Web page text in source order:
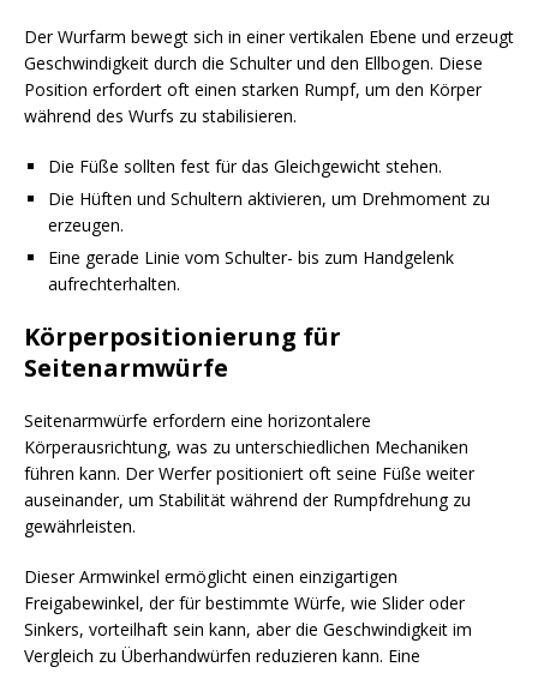
Der Wurfarm bewegt sich in einer vertikalen Ebene und erzeugt
Geschwindigkeit durch die Schulter und den Ellbogen. Diese
Position erfordert oft einen starken Rumpf, um den Körper
während des Wurfs zu stabilisieren.
Die Füße sollten fest für das Gleichgewicht stehen.
Die Hüften und Schultern aktivieren, um Drehmoment zu
erzeugen.
Eine gerade Linie vom Schulter- bis zum Handgelenk
aufrechterhalten.
Körperpositionierung für
Seitenarmwürfe
Seitenarmwürfe erfordern eine horizontalere
Körperausrichtung, was zu unterschiedlichen Mechaniken
führen kann. Der Werfer positioniert oft seine Füße weiter
auseinander, um Stabilität während der Rumpfdrehung zu
gewährleisten.
Dieser Armwinkel ermöglicht einen einzigartigen
Freigabewinkel, der für bestimmte Würfe, wie Slider oder
Sinkers, vorteilhaft sein kann, aber die Geschwindigkeit im
Vergleich zu Überhandwürfen reduzieren kann. Eine